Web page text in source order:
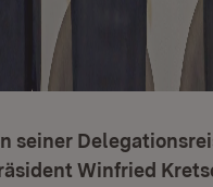
seiner
Winfried